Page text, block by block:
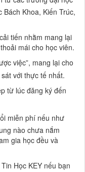
Khoa, Kiến Trúc,
tiến nhằm mang lại
mái cho học viên.
việc”, mang lại cho
với thực tế nhất.
từ lúc đăng ký đến
miễn phí nếu như
nào chưa nắm
gia học đều và
Học KEY nếu bạn